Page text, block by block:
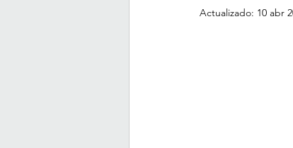
Actualizado: 10 abr